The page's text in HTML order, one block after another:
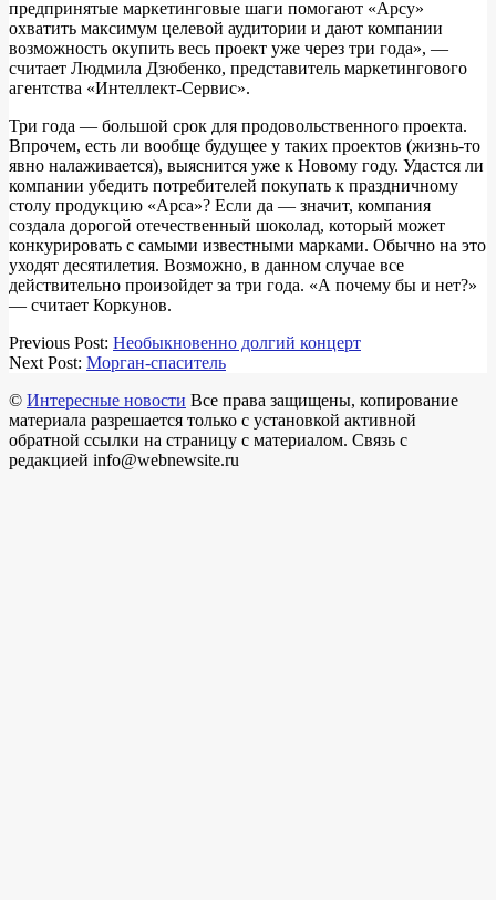
предпринятые маркетинговые шаги помогают «Арсу»
охватить максимум целевой аудитории и дают компании
возможность окупить весь проект уже через три года», —
считает Людмила Дзюбенко, представитель маркетингового
агентства «Интеллект-Сервис».
Три года — большой срок для продовольственного проекта.
Впрочем, есть ли вообще будущее у таких проектов (жизнь-то
явно налаживается), выяснится уже к Новому году. Удастся ли
компании убедить потребителей покупать к праздничному
столу продукцию «Арса»? Если да — значит, компания
создала дорогой отечественный шоколад, который может
конкурировать с самыми известными марками. Обычно на это
уходят десятилетия. Возможно, в данном случае все
действительно произойдет за три года. «А почему бы и нет?»
— считает Коркунов.
2018-
03-
Previous Post: Необыкновенно долгий концерт
Next Post: Морган-спаситель
© Интересные новости Все права защищены, копирование
материала разрешается только с установкой активной
обратной ссылки на страницу с материалом. Связь с
редакцией info@webnewsite.ru